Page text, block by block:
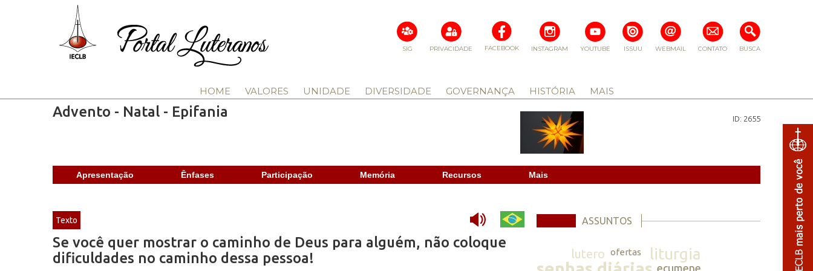
BUSCA
CONTATO
WEBMAIL
ISSUU
YOUTUBE
INSTAGRAM
FACEBOOK
PRIVACIDADE
SIG
HOME VALORES UNIDADE DIVERSIDADE GOVERNANÇA HISTÓRIA MAIS
Advento - Natal - Epifania ID: 2655
Apresentação Ênfases Participação Memória Recursos Mais
Texto
Se você quer mostrar o caminho de Deus para alguém, não coloque
dificuldades no caminho dessa pessoa!
ASSUNTOS
lutero ofertas liturgia
ecumene